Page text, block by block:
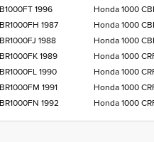
1996
1987
1988
1989
1990
1991
1992
Honda 1000
Honda 1000
Honda 1000
Honda 1000
Honda 1000
Honda 1000
Honda 1000